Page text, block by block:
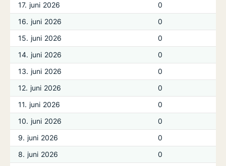
17. juni 2026
0
16. juni 2026
0
15. juni 2026
0
14. juni 2026
0
13. juni 2026
0
12. juni 2026
0
11. juni 2026
0
10. juni 2026
0
9. juni 2026
0
8. juni 2026
0